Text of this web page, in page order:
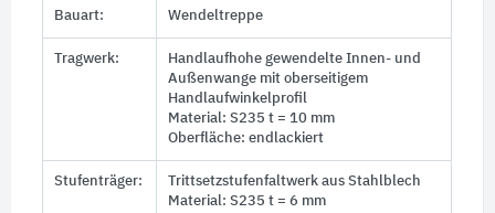
Bauart: Wendeltreppe
Tragwerk:
Handlaufhohe gewendelte Innen- und
Außenwange mit oberseitigem
Handlaufwinkelprofil
Material: S235 t = 10 mm
Oberfläche: endlackiert
Stufenträger:
Trittsetzstufenfaltwerk aus Stahlblech
Material: S235 t = 6 mm